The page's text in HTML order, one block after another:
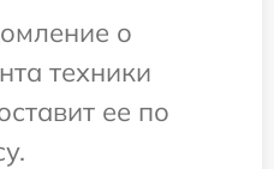
о
техники
ее по